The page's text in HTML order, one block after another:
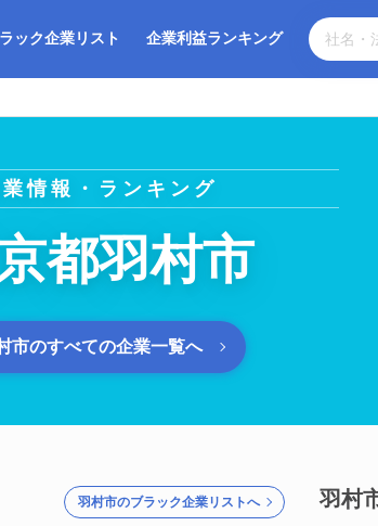
ック企業リスト 企業利益ランキング
情報・ランキング
都羽村市
市のすべての企業一覧へ
羽村市のブラック企業リストへ 羽村